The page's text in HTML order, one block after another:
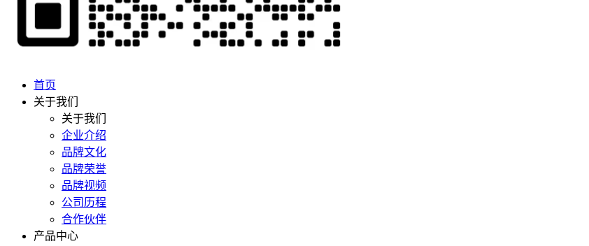
首页
关于我们
关于我们
企业介绍
品牌文化
品牌荣誉
品牌视频
公司历程
合作伙伴
产品中心